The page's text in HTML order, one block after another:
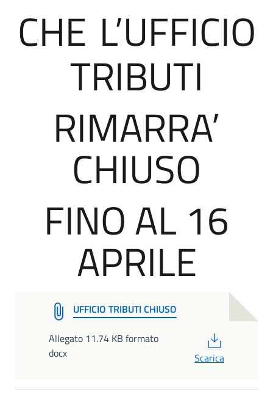
CHE L’UFFICIO
TRIBUTI
RIMARRA’
CHIUSO
FINO AL 16
APRILE
UFFICIO TRIBUTI CHIUSO
Allegato 11.74 KB formato
docx
Scarica